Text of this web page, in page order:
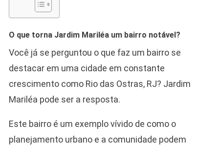
Que
Natureza,
Lazer
Imobiliária!
O que torna Jardim Mariléa um bairro notável?
Você já se perguntou o que faz um bairro se
destacar em uma cidade em constante
crescimento como Rio das Ostras, RJ? Jardim
Mariléa pode ser a resposta.
Este bairro é um exemplo vívido de como o
planejamento urbano e a comunidade podem